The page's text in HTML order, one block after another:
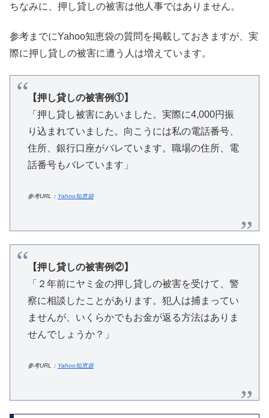
ちなみに、押し貸しの被害は他人事ではありません。
参考までにYahoo知恵袋の質問を掲載しておきますが、実
際に押し貸しの被害に遭う人は増えています。
【押し貸しの被害例①】
「押し貸し被害にあいました。実際に4,000円振
り込まれていました。向こうには私の電話番号、
住所、銀行口座がバレています。職場の住所、電
話番号もバレています」
参考URL： Yahoo知恵袋
【押し貸しの被害例②】
「２年前にヤミ金の押し貸しの被害を受けて、警
察に相談したことがあります。犯人は捕まってい
ませんが、いくらかでもお金が返る方法はありま
せんでしょうか？」
参考URL： Yahoo知恵袋